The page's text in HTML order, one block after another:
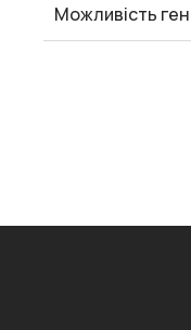
Можливість